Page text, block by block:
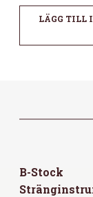
LÄGG TILL
B-Stock